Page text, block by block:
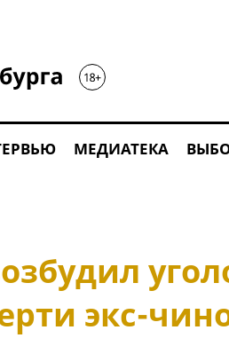
МЕДИАТЕКА
экс-